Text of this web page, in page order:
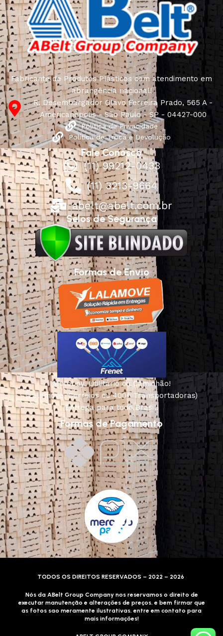
Fabricante de Produtos Plásticos com atendimento em
abrangência nacional!
R. Desembargador Olavo Ferreira Prado, 565 A -
Americanópolis - São Paulo - SP - 04427-000
Política de Privacidade
Política de Troca e Devolução
Fale Conosco
(11) 99212-0433
(11) 3213-9664
abelt@abelt.com.br
Selos de Segurança
Formas de Envio
Motoboy, Utilitário ou Caminhão!
(Lalamove, Correios ou 400+ Transportadoras)
Entrega para todo Brasil!
Formas de Pagamento
TODOS OS DIREITOS RESERVADOS – 2022 – 2026
Nós da ABelt Group Company nos reservamos o direito de
executar manutenção e alterações de preços, e bem firmar que
as fotos sao meramente ilustrativas, entre em contato para
mais informações!